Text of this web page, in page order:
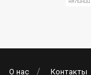
О нас Контакты